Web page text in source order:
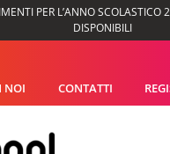
PER L’ANNO
DISPONIBILI
NOI CONTATTI